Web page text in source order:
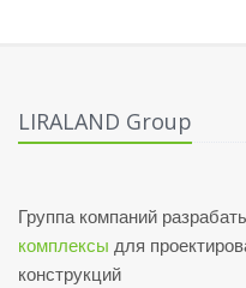
LIRALAND Group
Группа компаний
комплексы для
конструкций